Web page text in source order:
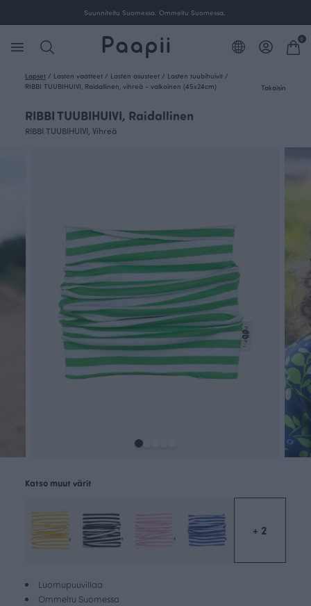
Suunniteltu Suomessa. Ommeltu Suomessa.
0
Lapset / Lasten vaatteet / Lasten asusteet / Lasten tuubihuivit /
RIBBI TUUBIHUIVI, Raidallinen, vihreä - valkoinen (45x24cm)
Takaisin
RIBBI TUUBIHUIVI, Raidallinen
RIBBI TUUBIHUIVI, Vihreä
Luomupuuvillaa
Ommeltu Suomessa
Katso muut värit
+ 2